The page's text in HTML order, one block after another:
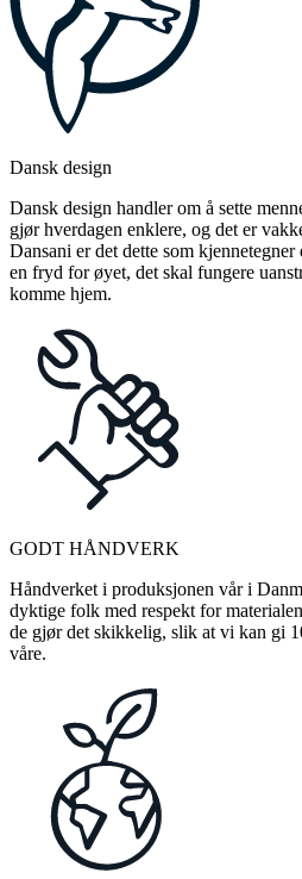
Dansk design
Dansk design handler om å sette
gjør hverdagen enklere, og det er
Dansani er det dette som
en fryd for øyet, det skal fungere
komme hjem.
GODT HÅNDVERK
Håndverket i produksjonen vår i
dyktige folk med respekt for
de gjør det skikkelig, slik at vi kan gi
våre.